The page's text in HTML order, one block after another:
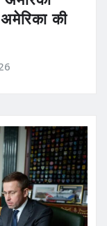
की